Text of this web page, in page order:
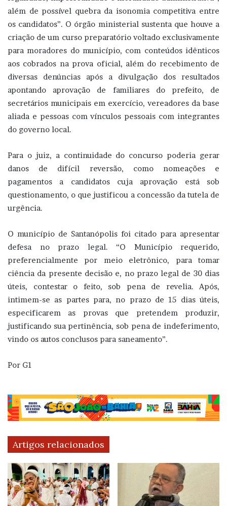
além de possível quebra da isonomia competitiva entre
os candidatos”. O órgão ministerial sustenta que houve a
criação de um curso preparatório voltado exclusivamente
para moradores do município, com conteúdos idênticos
aos cobrados na prova oficial, além do recebimento de
diversas denúncias após a divulgação dos resultados
apontando aprovação de familiares do prefeito, de
secretários municipais em exercício, vereadores da base
aliada e pessoas com vínculos pessoais com integrantes
do governo local.
Para o juiz, a continuidade do concurso poderia gerar
danos de difícil reversão, como nomeações e
pagamentos a candidatos cuja aprovação está sob
questionamento, o que justificou a concessão da tutela de
urgência.
O município de Santanópolis foi citado para apresentar
defesa no prazo legal. “O Município requerido,
preferencialmente por meio eletrônico, para tomar
ciência da presente decisão e, no prazo legal de 30 dias
úteis, contestar o feito, sob pena de revelia. Após,
intimem-se as partes para, no prazo de 15 dias úteis,
especificarem as provas que pretendem produzir,
justificando sua pertinência, sob pena de indeferimento,
vindo os autos conclusos para saneamento”.
Por G1
Artigos relacionados